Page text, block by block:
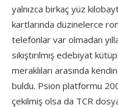
yalnızca birkaç yüz
kartlarında düzinelerce
telefonlar var olmadan
sıkıştırılmış edebiyat
meraklıları arasında
buldu. Psion platformu
çekilmiş olsa da TCR